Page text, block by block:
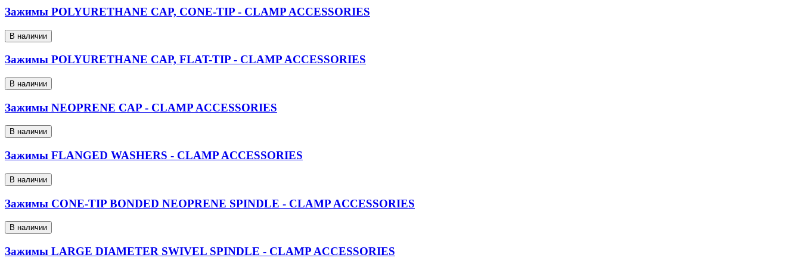
Зажимы POLYURETHANE CAP, CONE-TIP - CLAMP ACCESSORIES
В наличии
Зажимы POLYURETHANE CAP, FLAT-TIP - CLAMP ACCESSORIES
В наличии
Зажимы NEOPRENE CAP - CLAMP ACCESSORIES
В наличии
Зажимы FLANGED WASHERS - CLAMP ACCESSORIES
В наличии
Зажимы CONE-TIP BONDED NEOPRENE SPINDLE - CLAMP ACCESSORIES
В наличии
Зажимы LARGE DIAMETER SWIVEL SPINDLE - CLAMP ACCESSORIES